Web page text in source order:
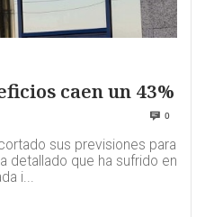
caen un 43%
0
sus previsiones para
detallado que ha sufrido en
i...